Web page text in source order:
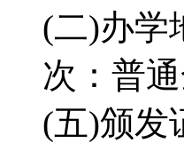
(二)办
次：普
(五)颁发